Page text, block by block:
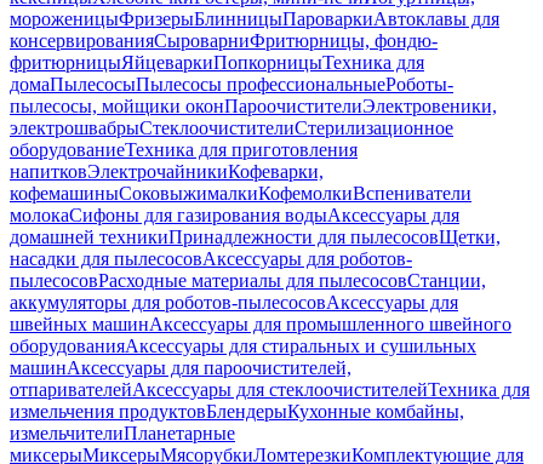
мороженицыФризерыБлинницыПароваркиАвтоклавы для
консервированияСыроварниФритюрницы, фондю-
фритюрницыЯйцеваркиПопкорницыТехника для
домаПылесосыПылесосы профессиональныеРоботы-
пылесосы, мойщики оконПароочистителиЭлектровеники,
электрошвабрыСтеклоочистителиСтерилизационное
оборудованиеТехника для приготовления
напитковЭлектрочайникиКофеварки,
кофемашиныСоковыжималкиКофемолкиВспениватели
молокаСифоны для газирования водыАксессуары для
домашней техникиПринадлежности для пылесосовЩетки,
насадки для пылесосовАксессуары для роботов-
пылесосовРасходные материалы для пылесосовСтанции,
аккумуляторы для роботов-пылесосовАксессуары для
швейных машинАксессуары для промышленного швейного
оборудованияАксессуары для стиральных и сушильных
машинАксессуары для пароочистителей,
отпаривателейАксессуары для стеклоочистителейТехника для
измельчения продуктовБлендерыКухонные комбайны,
измельчителиПланетарные
миксерыМиксерыМясорубкиЛомтерезкиКомплектующие для